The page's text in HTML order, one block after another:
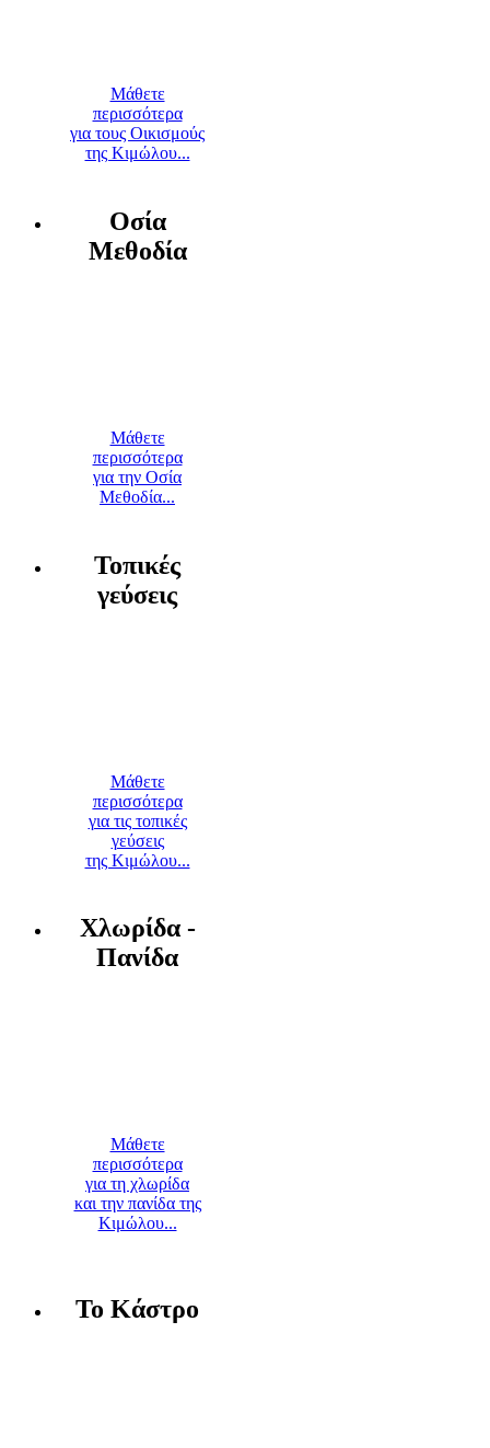
Μάθετε
περισσότερα
για τους Οικισμούς
της Κιμώλου...
Οσία
Μεθοδία
Μάθετε
περισσότερα
για την Οσία
Μεθοδία...
Τοπικές
γεύσεις
Μάθετε
περισσότερα
για τις τοπικές
γεύσεις
της Κιμώλου...
Χλωρίδα -
Πανίδα
Μάθετε
περισσότερα
για τη χλωρίδα
και την πανίδα της
Κιμώλου...
Το Κάστρο